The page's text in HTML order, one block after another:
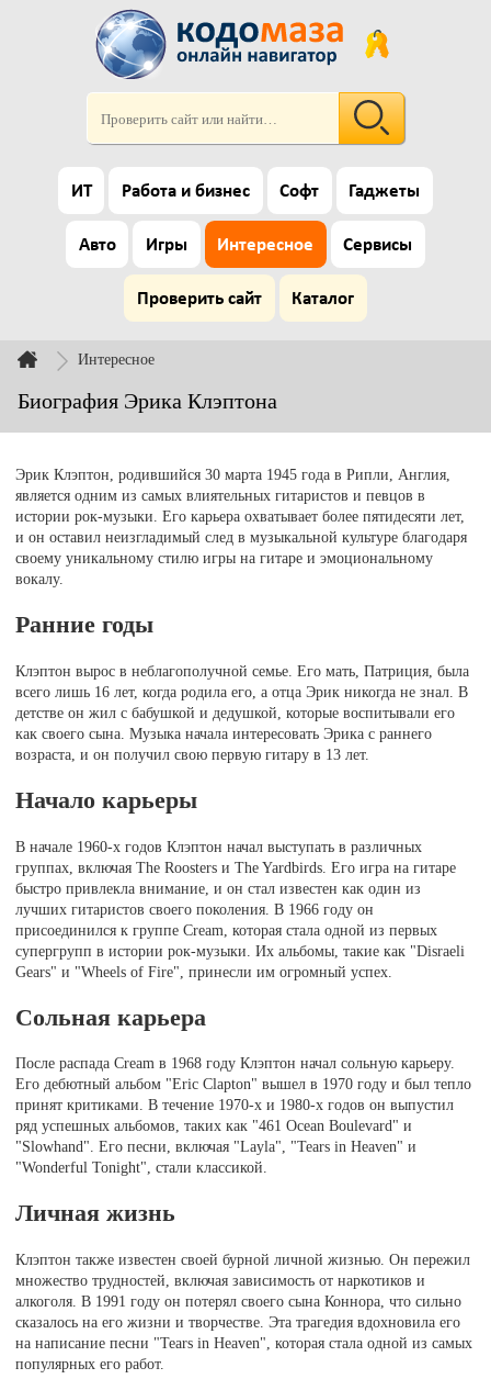
ИТ Работа и бизнес Софт Гаджеты
Авто Игры Интересное Сервисы
Проверить сайт Каталог
Интересное
Биография Эрика Клэптона
Эрик Клэптон, родившийся 30 марта 1945 года в Рипли, Англия,
является одним из самых влиятельных гитаристов и певцов в
истории рок-музыки. Его карьера охватывает более пятидесяти лет,
и он оставил неизгладимый след в музыкальной культуре благодаря
своему уникальному стилю игры на гитаре и эмоциональному
вокалу.
Ранние годы
Клэптон вырос в неблагополучной семье. Его мать, Патриция, была
всего лишь 16 лет, когда родила его, а отца Эрик никогда не знал. В
детстве он жил с бабушкой и дедушкой, которые воспитывали его
как своего сына. Музыка начала интересовать Эрика с раннего
возраста, и он получил свою первую гитару в 13 лет.
Начало карьеры
В начале 1960-х годов Клэптон начал выступать в различных
группах, включая The Roosters и The Yardbirds. Его игра на гитаре
быстро привлекла внимание, и он стал известен как один из
лучших гитаристов своего поколения. В 1966 году он
присоединился к группе Cream, которая стала одной из первых
супергрупп в истории рок-музыки. Их альбомы, такие как "Disraeli
Gears" и "Wheels of Fire", принесли им огромный успех.
Сольная карьера
После распада Cream в 1968 году Клэптон начал сольную карьеру.
Его дебютный альбом "Eric Clapton" вышел в 1970 году и был тепло
принят критиками. В течение 1970-х и 1980-х годов он выпустил
ряд успешных альбомов, таких как "461 Ocean Boulevard" и
"Slowhand". Его песни, включая "Layla", "Tears in Heaven" и
"Wonderful Tonight", стали классикой.
Личная жизнь
Клэптон также известен своей бурной личной жизнью. Он пережил
множество трудностей, включая зависимость от наркотиков и
алкоголя. В 1991 году он потерял своего сына Коннора, что сильно
сказалось на его жизни и творчестве. Эта трагедия вдохновила его
на написание песни "Tears in Heaven", которая стала одной из самых
популярных его работ.